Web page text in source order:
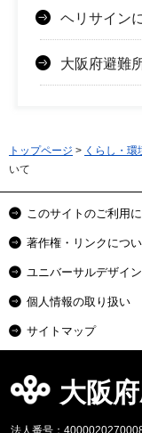
ヘリサイン
大阪府避難
トップページ > くらし・環
いて
このサイトのご利用
著作権・リンクにつ
ユニバーサルデザイ
個人情報の取り扱い
サイトマップ
大阪
法人番号：